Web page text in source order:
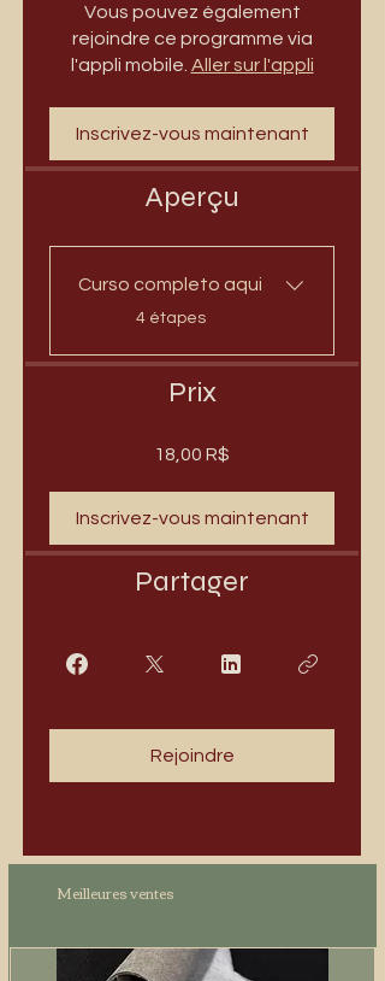
Vous pouvez également
rejoindre ce programme via
l'appli mobile. Aller sur l'appli
Inscrivez-vous maintenant
Aperçu
Curso completo aqui
.
4 étapes
Prix
18,00 R$
Inscrivez-vous maintenant
Partager
Rejoindre
Meilleures ventes